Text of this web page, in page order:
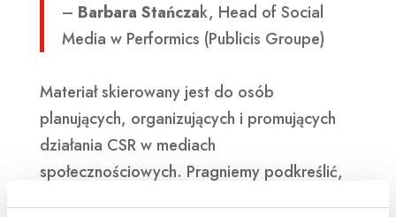
– Barbara Stańczak, Head of Social
Media w Performics (Publicis Groupe)
Materiał skierowany jest do osób
planujących, organizujących i promujących
działania CSR w mediach
społecznościowych. Pragniemy podkreślić,